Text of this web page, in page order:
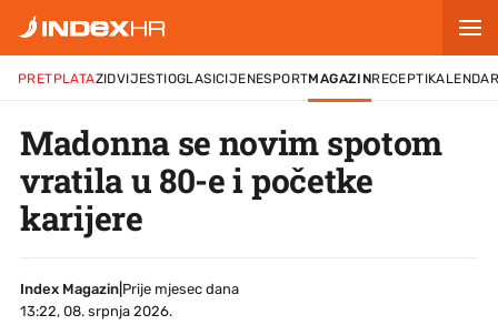
PRETPLATAZIDVIJESTIOGLASICIJENESPORTMAGAZINRECEPTI
Madonna se novim spotom
vratila u 80-e i početke
karijere
Index Magazin
Prije mjesec dana
13:22, 08. srpnja 2026.